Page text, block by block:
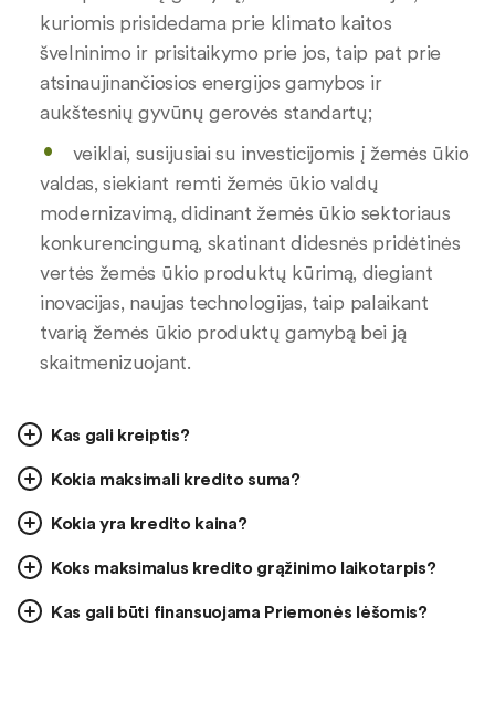
kuriomis prisidedama prie klimato kaitos
švelninimo ir prisitaikymo prie jos, taip pat prie
atsinaujinančiosios energijos gamybos ir
aukštesnių gyvūnų gerovės standartų;
veiklai, susijusiai su investicijomis į žemės ūkio
valdas, siekiant remti žemės ūkio valdų
modernizavimą, didinant žemės ūkio sektoriaus
konkurencingumą, skatinant didesnės pridėtinės
vertės žemės ūkio produktų kūrimą, diegiant
inovacijas, naujas technologijas, taip palaikant
tvarią žemės ūkio produktų gamybą bei ją
skaitmenizuojant.
Kas gali kreiptis?
Kokia maksimali kredito suma?
Kokia yra kredito kaina?
Koks maksimalus kredito grąžinimo laikotarpis?
Kas gali būti finansuojama Priemonės lėšomis?